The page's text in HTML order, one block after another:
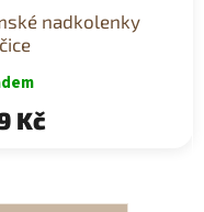
nadkolenky
Kč